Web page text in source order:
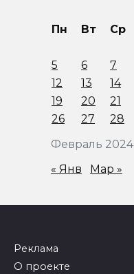
Февраль 2024
Пн Вт Ср
5
6 7
12
13 14
19
20 21
26
27 28
« Янв Мар »
Реклама
О проекте